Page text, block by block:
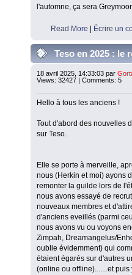
l'automne, ça sera
Read More | Écrire un
Teso en 2025 : le
Culte du Ver
18 avril 2025, 14:33:03 par
Views: 32427 | Comments: 5
Hello à tous les anciens !
Tout d'abord des nouvelles
sur Teso.
Elle se porte à merveille,
nous (Herkin et moi) ayons
remonter la guilde lors de
nous avons essayé de
nouveaux membres et
d'anciens eveillés (parmi
nous avons vu ou voyons
Zimpah, Dreamangelus/
oublie évidemment) qui
étaient égarés sur d'autres
(online ou offline).......et puis